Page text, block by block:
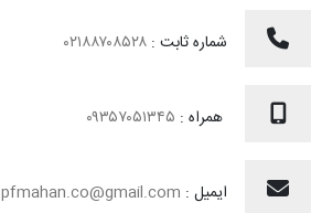
شماره ثابت :
همراه :
ایمیل : pfmahan.co@gmail.com